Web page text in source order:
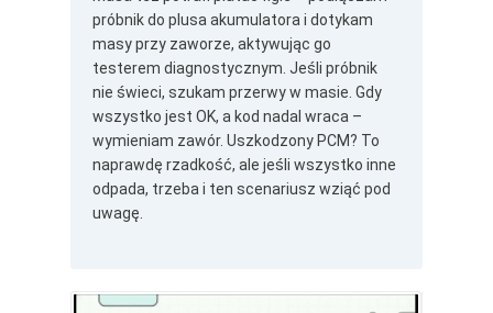
próbnik do plusa akumulatora i dotykam
masy przy zaworze, aktywując go
testerem diagnostycznym. Jeśli próbnik
nie świeci, szukam przerwy w masie. Gdy
wszystko jest OK, a kod nadal wraca –
wymieniam zawór. Uszkodzony PCM? To
naprawdę rzadkość, ale jeśli wszystko inne
odpada, trzeba i ten scenariusz wziąć pod
uwagę.